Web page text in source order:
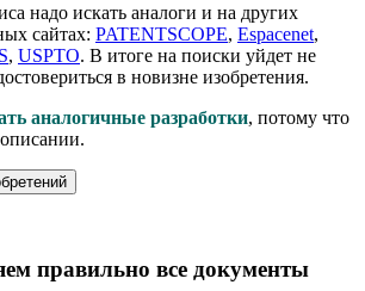
надо искать аналоги и на других
сайтах: PATENTSCOPE, Espacenet,
, USPTO. В итоге на поиски уйдет не
в новизне изобретения.
аналогичные разработки, потому что
правильно все документы